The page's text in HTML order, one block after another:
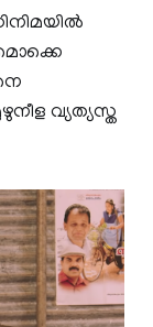
വ്യത്യസ്ത